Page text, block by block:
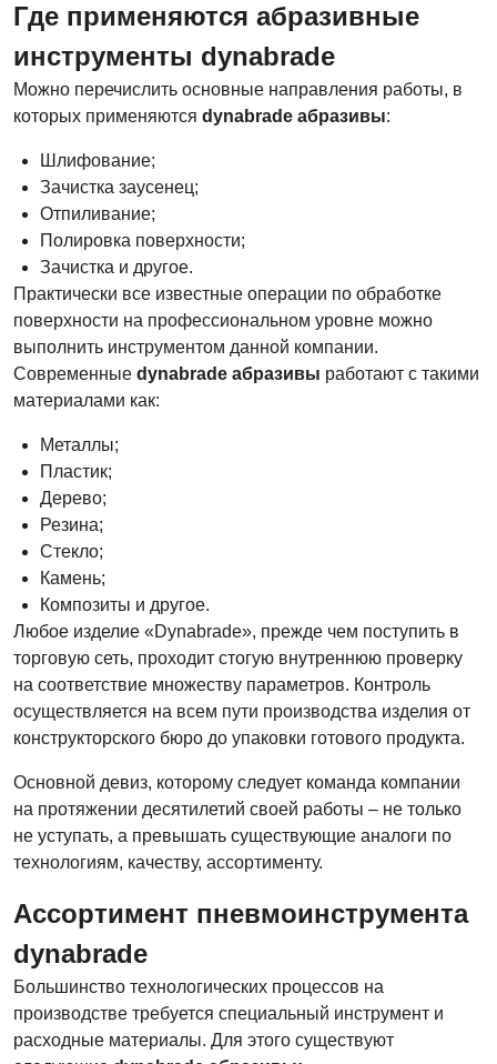
Где применяются абразивные
инструменты dynabrade
Можно перечислить основные направления работы, в
которых применяются dynabrade абразивы:
Шлифование;
Зачистка заусенец;
Отпиливание;
Полировка поверхности;
Зачистка и другое.
Практически все известные операции по обработке
поверхности на профессиональном уровне можно
выполнить инструментом данной компании.
Современные dynabrade абразивы работают с такими
материалами как:
Металлы;
Пластик;
Дерево;
Резина;
Стекло;
Камень;
Композиты и другое.
Любое изделие «Dynabrade», прежде чем поступить в
торговую сеть, проходит стогую внутреннюю проверку
на соответствие множеству параметров. Контроль
осуществляется на всем пути производства изделия от
конструкторского бюро до упаковки готового продукта.
Основной девиз, которому следует команда компании
на протяжении десятилетий своей работы – не только
не уступать, а превышать существующие аналоги по
технологиям, качеству, ассортименту.
Ассортимент пневмоинструмента
dynabrade
Большинство технологических процессов на
производстве требуется специальный инструмент и
расходные материалы. Для этого существуют